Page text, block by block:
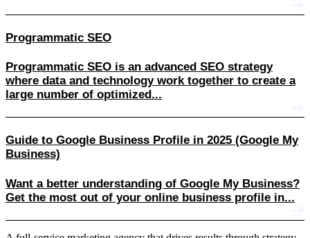
Programmatic SEO
Programmatic SEO is an advanced SEO strategy
where data and technology work together to create a
large number of optimized...
Guide to Google Business Profile in 2025 (Google My
Business)
Want a better understanding of Google My Business?
Get the most out of your online business profile in...